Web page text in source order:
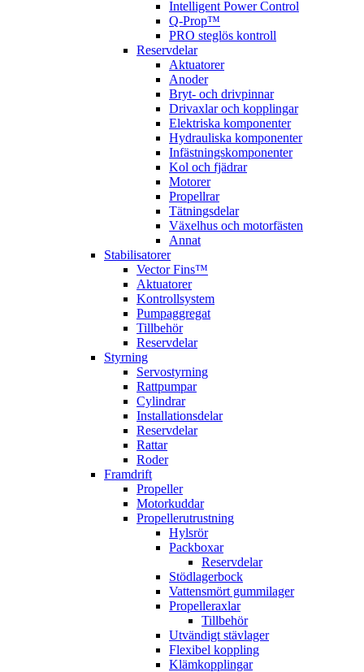
Intelligent Power Control
Q-Prop™
PRO steglös kontroll
Reservdelar
Aktuatorer
Anoder
Bryt- och drivpinnar
Drivaxlar och kopplingar
Elektriska komponenter
Hydrauliska komponenter
Infästningskomponenter
Kol och fjädrar
Motorer
Propellrar
Tätningsdelar
Växelhus och motorfästen
Annat
Stabilisatorer
Vector Fins™
Aktuatorer
Kontrollsystem
Pumpaggregat
Tillbehör
Reservdelar
Styrning
Servostyrning
Rattpumpar
Cylindrar
Installationsdelar
Reservdelar
Rattar
Roder
Framdrift
Propeller
Motorkuddar
Propellerutrustning
Hylsrör
Packboxar
Reservdelar
Stödlagerbock
Vattensmört gummilager
Propelleraxlar
Tillbehör
Utvändigt stävlager
Flexibel koppling
Klämkopplingar